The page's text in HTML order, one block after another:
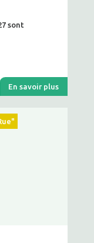
sont
En savoir plus